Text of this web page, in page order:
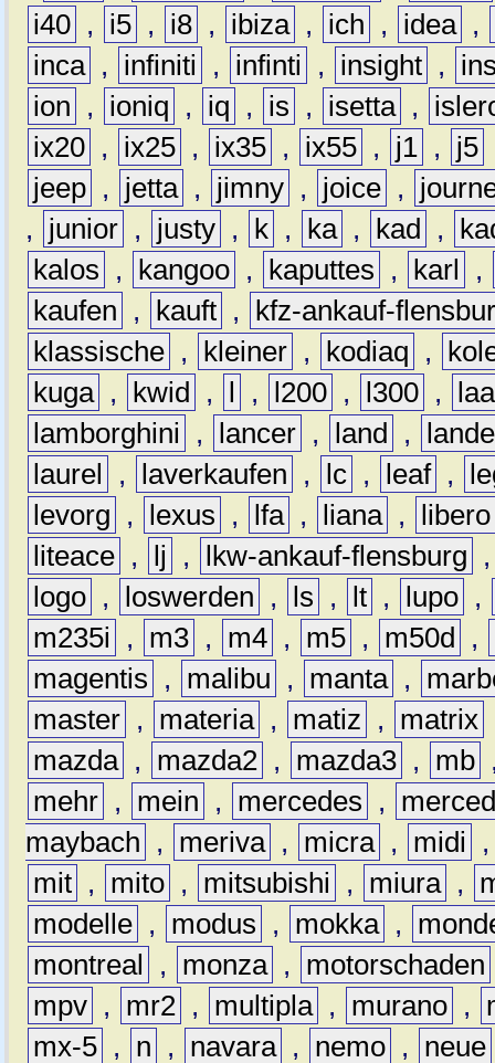
i40 , i5 , i8 , ibiza , ich , idea ,
inca , infiniti , infinti , insight ,
ion
, ioniq , iq , is , isetta ,
ix20 , ix25 , ix35 , ix55 , j1 , j5
jeep , jetta , jimny , joice ,
,
junior , justy , k , ka , kad ,
kalos
, kangoo , kaputtes , karl
,
kaufen
, kauft ,
kfz-ankauf-
klassische , kleiner , kodiaq ,
kuga , kwid , l , l200 , l300 ,
lamborghini
, lancer , land ,
laurel
, laverkaufen , lc , leaf ,
levorg
, lexus , lfa , liana ,
libero
liteace , lj , lkw-ankauf-flensburg
logo , loswerden , ls , lt , lupo ,
m235i
, m3 , m4 , m5 , m50d ,
magentis
, malibu , manta ,
master , materia , matiz , matrix
mazda , mazda2 , mazda3 , mb
mehr , mein , mercedes ,
maybach
, meriva , micra , midi
mit , mito , mitsubishi , miura ,
modelle , modus , mokka ,
montreal
, monza , motorschaden
mpv , mr2 , multipla , murano ,
mx-5 , n , navara , nemo , neue